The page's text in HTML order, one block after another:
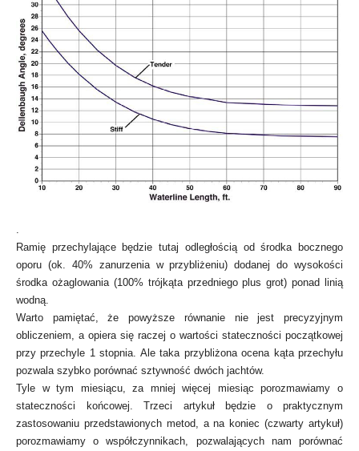
Ramię przechylające będzie tutaj odległością od środka bocznego
oporu (ok. 40% zanurzenia w przybliżeniu) dodanej do wysokości
środka ożaglowania (100% trójkąta przedniego plus grot) ponad linią
wodną.
Warto pamiętać, że powyższe równanie nie jest precyzyjnym
obliczeniem, a opiera się raczej o wartości stateczności początkowej
przy przechyle 1 stopnia. Ale taka przybliżona ocena kąta przechyłu
pozwala szybko porównać sztywność dwóch jachtów.
Tyle w tym miesiącu, za mniej więcej miesiąc porozmawiamy o
stateczności końcowej. Trzeci artykuł będzie o praktycznym
zastosowaniu przedstawionych metod, a na koniec (czwarty artykuł)
porozmawiamy o współczynnikach, pozwalających nam porównać